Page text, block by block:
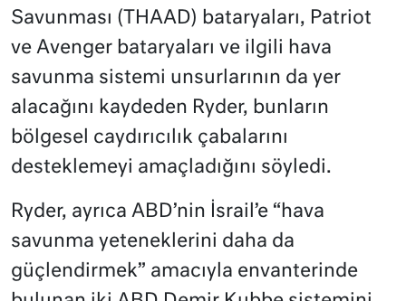
Savunması (THAAD) bataryaları, Patriot
ve Avenger bataryaları ve ilgili hava
savunma sistemi unsurlarının da yer
alacağını kaydeden Ryder, bunların
bölgesel caydırıcılık çabalarını
desteklemeyi amaçladığını söyledi.
Ryder, ayrıca ABD’nin İsrail’e “hava
savunma yeteneklerini daha da
güçlendirmek” amacıyla envanterinde